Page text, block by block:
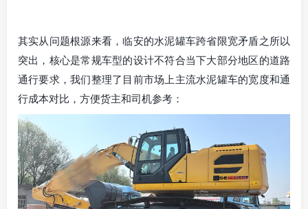
其实从问题根源来看，临安的水泥罐车跨省限宽矛盾之所以
突出，核心是常规车型的设计不符合当下大部分地区的道路
通行要求，我们整理了目前市场上主流水泥罐车的宽度和通
行成本对比，方便货主和司机参考：